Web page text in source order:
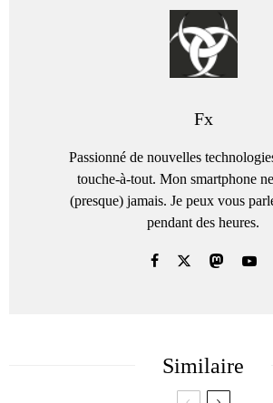
Fx
Passionné de nouvelles
touche-à-tout. Mon smartphone
(presque) jamais. Je peux vous
pendant des heures.
Similaire